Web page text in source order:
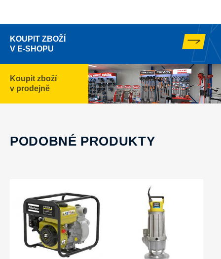
KOUPIT ZBOŽÍ
V E-SHOPU
Koupit zboží
v prodejně
PODOBNÉ PRODUKTY